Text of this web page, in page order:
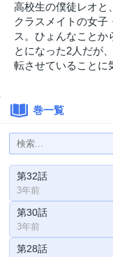
高校生の僕徒レオと
クラスメイトの女子
ス。ひょんなことか
とになった2人だが
転させていることに
巻一覧
第32話
3年前
第30話
3年前
第28話